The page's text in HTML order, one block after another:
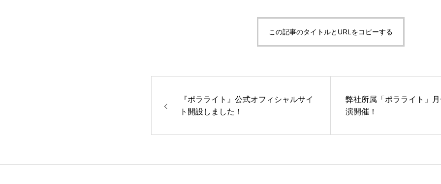
この記事のタイトルとURLをコピーする
『ポラライト』公式オフィシャルサイ
ト開設しました！
弊社所属「ポラライト」
演開催！